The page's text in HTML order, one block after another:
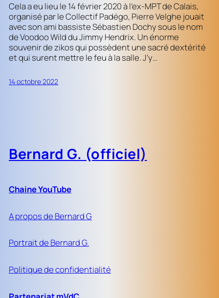
Cela a eu lieu le 14 février 2020 à l’ex-MPT de Calais,
organisé par le Collectif Padégo, Pierre Velghe jouait
avec son ami bassiste Sébastien Dochy sous le nom
de Voodoo Wild du Jimmy Hendrix. Un énorme
souvenir de zikos qui possèdent une sacré dextérité
et qui surent mettre le feu à la salle. J’y…
14 octobre 2022
Bernard G. (officiel)
Chaine YouTube
A propos de Bernard G
Portrait de Bernard G.
Politique de confidentialité